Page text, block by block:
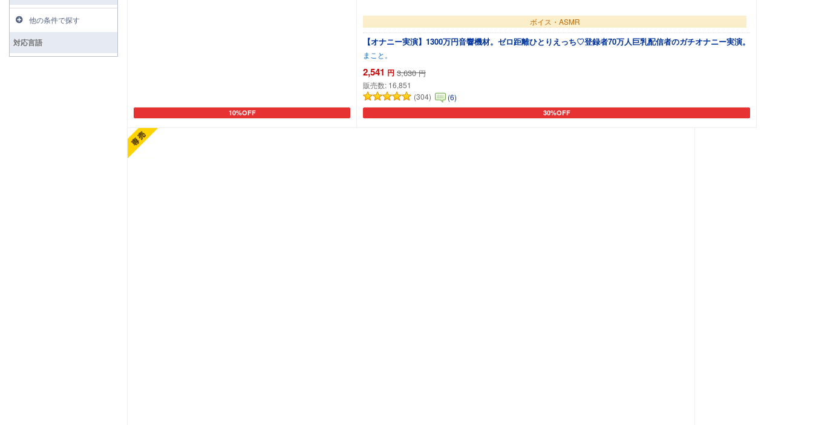
10%OFF
カートに追加
ボイス・ASMR
【オナニー実演】1300万円音響機材。ゼロ距離ひとりえっち♡登録者70万人巨乳配信者のガチオナニー実演。
まこと。
2,541 円 3,630 円
販売数: 16,851
(304)
(6)
30%OFF
カートに追加
他の条件で探す
対応言語